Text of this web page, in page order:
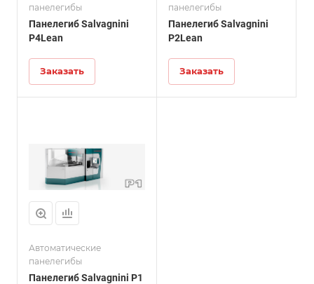
панелегибы
Панелегиб Salvagnini
P4Lean
Заказать
панелегибы
Панелегиб Salvagnini
P2Lean
Заказать
Автоматические
панелегибы
Панелегиб Salvagnini P1